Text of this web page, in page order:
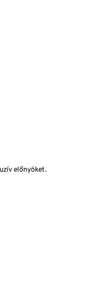
előnyöket.